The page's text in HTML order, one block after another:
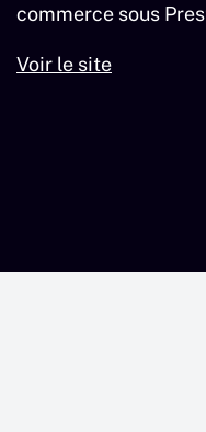
commerce sous
Voir le site